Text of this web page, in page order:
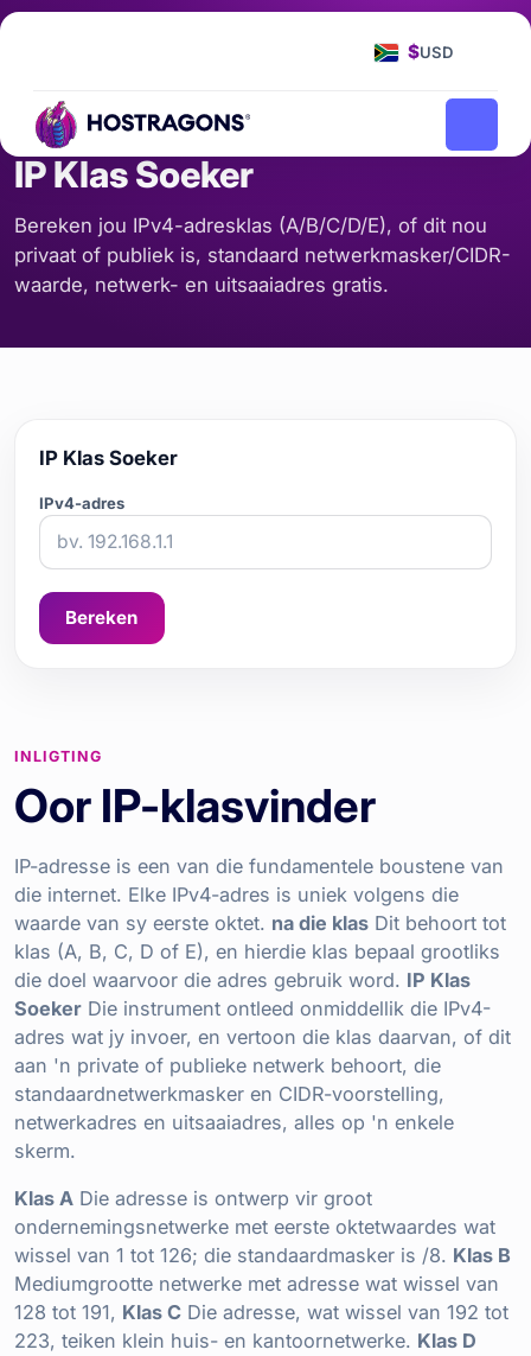
$USD
IP Klas Soeker
Bereken jou IPv4-adresklas (A/B/C/D/E), of dit nou
privaat of publiek is, standaard netwerkmasker/CIDR-
waarde, netwerk- en uitsaaiadres gratis.
IP Klas Soeker
IPv4-adres
Bereken
INLIGTING
Oor IP-klasvinder
IP-adresse is een van die fundamentele boustene van
die internet. Elke IPv4-adres is uniek volgens die
waarde van sy eerste oktet. na die klas Dit behoort tot
klas (A, B, C, D of E), en hierdie klas bepaal grootliks
die doel waarvoor die adres gebruik word. IP Klas
Soeker Die instrument ontleed onmiddellik die IPv4-
adres wat jy invoer, en vertoon die klas daarvan, of dit
aan 'n private of publieke netwerk behoort, die
standaardnetwerkmasker en CIDR-voorstelling,
netwerkadres en uitsaaiadres, alles op 'n enkele
skerm.
Klas A Die adresse is ontwerp vir groot
ondernemingsnetwerke met eerste oktetwaardes wat
wissel van 1 tot 126; die standaardmasker is /8. Klas B
Mediumgrootte netwerke met adresse wat wissel van
128 tot 191, Klas C Die adresse, wat wissel van 192 tot
223, teiken klein huis- en kantoornetwerke. Klas D